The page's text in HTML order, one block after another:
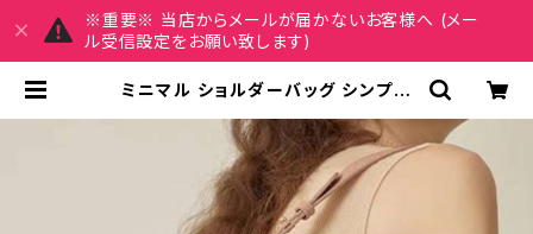
※重要※ 当店からメールが届かないお客様へ (メー
ル受信設定をお願い致します)
ミニマル ショルダーバッグ シンプル
掛け 軽量 デイリーバッグ フェミニン
上品 きれいめ 大人可愛い 韓国バッ
グ 春夏 秋冬 おしゃれ 人気 4色展開
K-B0240 | REIRSE レイルセ 20
代,30代,40代 レディースファッショ
ン 通販